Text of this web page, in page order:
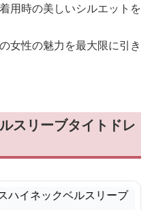
用時の美しいシルエットを
女性の魅力を最大限に引き
スリーブタイトドレ